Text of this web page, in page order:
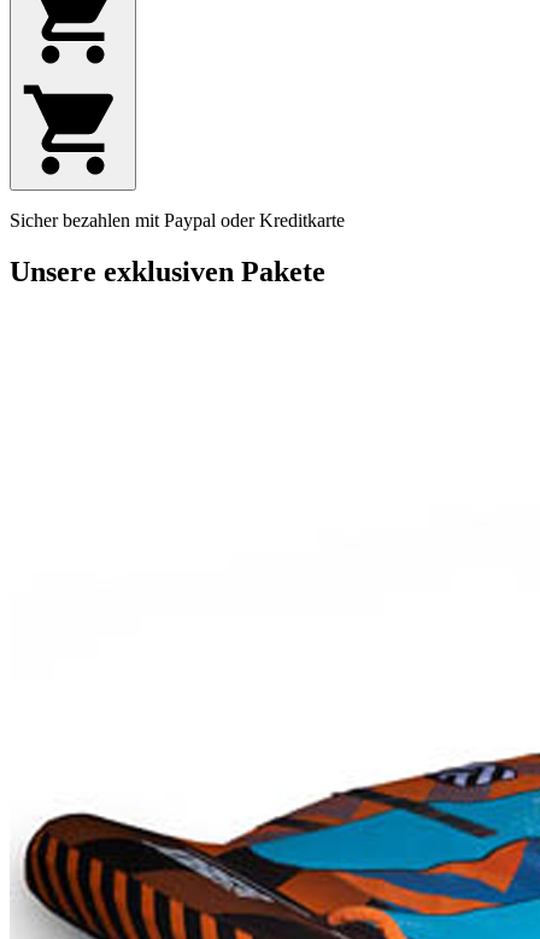
Sicher bezahlen mit Paypal oder Kreditkarte
Unsere exklusiven Pakete